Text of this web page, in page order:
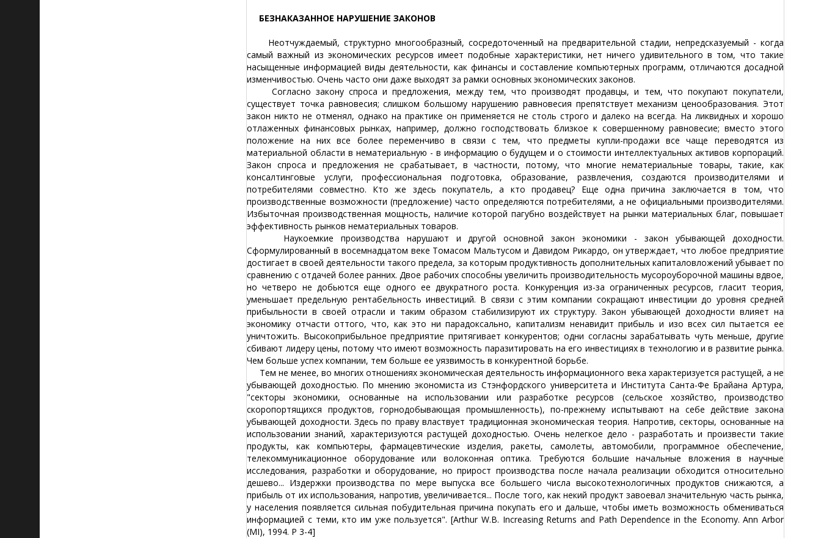
БЕЗНАКАЗАННОЕ НАРУШЕНИЕ ЗАКОНОВ
Неотчуждаемый, структурно многообразный, сосредоточенный на предварительной стадии, непредсказуемый - когда
самый важный из экономических ресурсов имеет подобные характеристики, нет ничего удивительного в том, что такие
насыщенные информацией виды деятельности, как финансы и составление компьютерных программ, отличаются досадной
изменчивостью. Очень часто они даже выходят за рамки основных экономических законов.
Согласно закону спроса и предложения, между тем, что производят продавцы, и тем, что покупают покупатели,
существует точка равновесия; слишком большому нарушению равновесия препятствует механизм ценообразования. Этот
закон никто не отменял, однако на практике он применяется не столь строго и далеко на всегда. На ликвидных и хорошо
отлаженных финансовых рынках, например, должно господствовать близкое к совершенному равновесие; вместо этого
положение на них все более переменчиво в связи с тем, что предметы купли-продажи все чаще переводятся из
материальной области в нематериальную - в информацию о будущем и о стоимости интеллектуальных активов корпораций.
Закон спроса и предложения не срабатывает, в частности, потому, что многие нематериальные товары, такие, как
консалтинговые услуги, профессиональная подготовка, образование, развлечения, создаются производителями и
потребителями совместно. Кто же здесь покупатель, а кто продавец? Еще одна причина заключается в том, что
производственные возможности (предложение) часто определяются потребителями, а не официальными производителями.
Избыточная производственная мощность, наличие которой пагубно воздействует на рынки материальных благ, повышает
эффективность рынков нематериальных товаров.
Наукоемкие производства нарушают и другой основной закон экономики - закон убывающей доходности.
Сформулированный в восемнадцатом веке Томасом Мальтусом и Давидом Рикардо, он утверждает, что любое предприятие
достигает в своей деятельности такого предела, за которым продуктивность дополнительных капиталовложений убывает по
сравнению с отдачей более ранних. Двое рабочих способны увеличить производительность мусороуборочной машины вдвое,
но четверо не добьются еще одного ее двукратного роста. Конкуренция из-за ограниченных ресурсов, гласит теория,
уменьшает предельную рентабельность инвестиций. В связи с этим компании сокращают инвестиции до уровня средней
прибыльности в своей отрасли и таким образом стабилизируют их структуру. Закон убывающей доходности влияет на
экономику отчасти оттого, что, как это ни парадоксально, капитализм ненавидит прибыль и изо всех сил пытается ее
уничтожить. Высокоприбыльное предприятие притягивает конкурентов; одни согласны зарабатывать чуть меньше, другие
сбивают лидеру цены, потому что имеют возможность паразитировать на его инвестициях в технологию и в развитие рынка.
Чем больше успех компании, тем больше ее уязвимость в конкурентной борьбе.
Тем не менее, во многих отношениях экономическая деятельность информационного века характеризуется растущей, а не
убывающей доходностью. По мнению экономиста из Стэнфордского университета и Института Санта-Фе Брайана Артура,
"секторы экономики, основанные на использовании или разработке ресурсов (сельское хозяйство, производство
скоропортящихся продуктов, горнодобывающая промышленность), по-прежнему испытывают на себе действие закона
убывающей доходности. Здесь по праву властвует традиционная экономическая теория. Напротив, секторы, основанные на
использовании знаний, характеризуются растущей доходностью. Очень нелегкое дело - разработать и произвести такие
продукты, как компьютеры, фармацевтические изделия, ракеты, самолеты, автомобили, программное обеспечение,
телекоммуникационное оборудование или волоконная оптика. Требуются большие начальные вложения в научные
исследования, разработки и оборудование, но прирост производства после начала реализации обходится относительно
дешево... Издержки производства по мере выпуска все большего числа высокотехнологичных продуктов снижаются, а
прибыль от их использования, напротив, увеличивается... После того, как некий продукт завоевал значительную часть рынка,
у населения появляется сильная побудительная причина покупать его и дальше, чтобы иметь возможность обмениваться
информацией с теми, кто им уже пользуется". [Arthur W.B. Increasing Returns and Path Dependence in the Economy. Ann Arbor
(MI), 1994. P 3-4]